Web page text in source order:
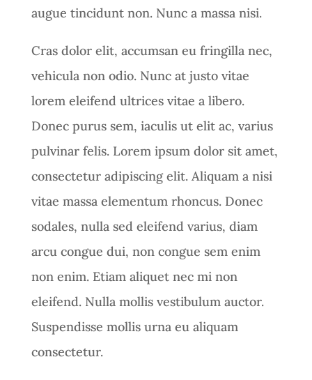
augue tincidunt non. Nunc a massa nisi.
Cras dolor elit, accumsan eu fringilla nec,
vehicula non odio. Nunc at justo vitae
lorem eleifend ultrices vitae a libero.
Donec purus sem, iaculis ut elit ac, varius
pulvinar felis. Lorem ipsum dolor sit amet,
consectetur adipiscing elit. Aliquam a nisi
vitae massa elementum rhoncus. Donec
sodales, nulla sed eleifend varius, diam
arcu congue dui, non congue sem enim
non enim. Etiam aliquet nec mi non
eleifend. Nulla mollis vestibulum auctor.
Suspendisse mollis urna eu aliquam
consectetur.